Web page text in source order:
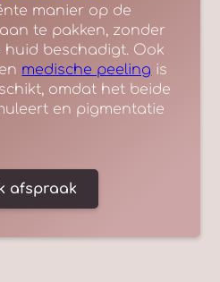
manier op de
te pakken, zonder
beschadigt. Ook
medische peeling is
omdat het beide
en pigmentatie
afspraak